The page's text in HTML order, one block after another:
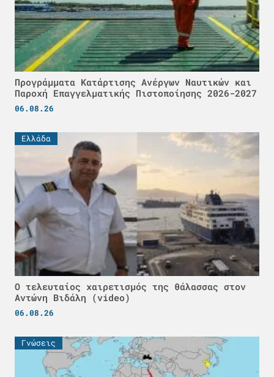
Προγράμματα Κατάρτισης Ανέργων Ναυτικών και
Παροχή Επαγγελματικής Πιστοποίησης 2026-2027
06.08.26
Ελλάδα
Ο τελευταίος χαιρετισμός της θάλασσας στον
Αντώνη Βιδάλη (video)
06.08.26
Γνώσεις